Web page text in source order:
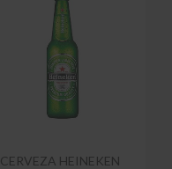
CERVEZA HEINEKEN